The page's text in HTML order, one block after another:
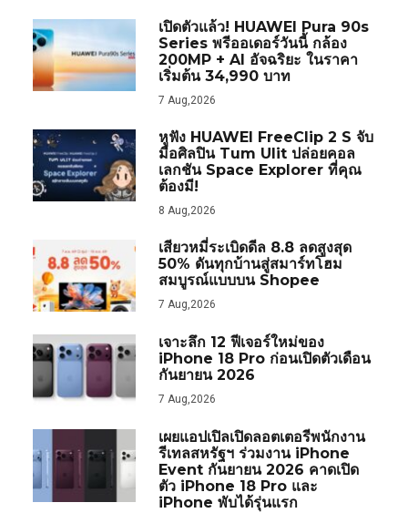
เปิดตัวแล้ว! HUAWEI Pura 90s
Series พรีออเดอร์วันนี้ กล้อง
200MP + AI อัจฉริยะ ในราคา
เริ่มต้น 34,990 บาท
7 Aug,2026
หูฟัง HUAWEI FreeClip 2 S จับ
มือศิลปิน Tum Ulit ปล่อยคอล
เลกชัน Space Explorer ที่คุณ
ต้องมี!
8 Aug,2026
เสียวหมี่ระเบิดดีล 8.8 ลดสูงสุด
50% ดันทุกบ้านสู่สมาร์ทโฮม
สมบูรณ์แบบบน Shopee
7 Aug,2026
เจาะลึก 12 ฟีเจอร์ใหม่ของ
iPhone 18 Pro ก่อนเปิดตัวเดือน
กันยายน 2026
7 Aug,2026
เผยแอปเปิลเปิดลอตเตอรีพนักงาน
รีเทลสหรัฐฯ ร่วมงาน iPhone
Event กันยายน 2026 คาดเปิด
ตัว iPhone 18 Pro และ
iPhone พับได้รุ่นแรก